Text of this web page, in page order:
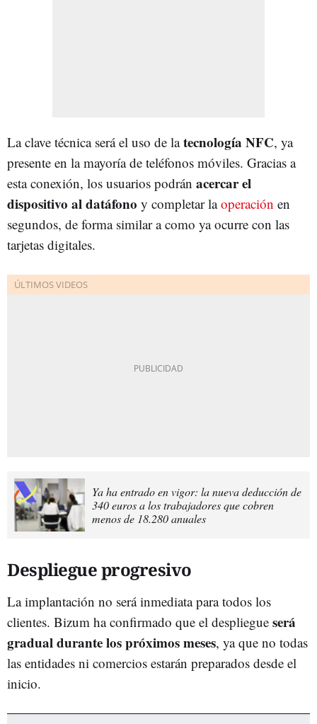
La clave técnica será el uso de latecnología NFC, ya
presente en la mayoría de teléfonos móviles. Gracias a
esta conexión, los usuarios podrán acercar el
dispositivo al datáfono y completar laoperación en
segundos, de forma similar a como ya ocurre con las
tarjetas digitales.
Ya ha entrado en vigor: la nueva deducción de
340 euros a los trabajadores que cobren
menos de 18.280 anuales
Despliegue progresivo
La implantación no será inmediata para todos los
clientes. Bizum ha confirmado que el despliegue será
gradual durante los próximos meses, ya que no todas
las entidades ni comercios estarán preparados desde el
inicio.